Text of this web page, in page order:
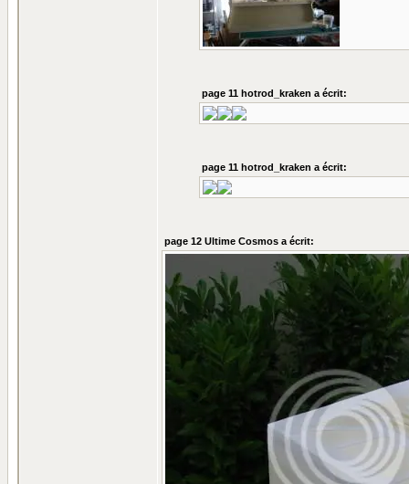
page 11 hotrod_kraken a écrit:
page 11 hotrod_kraken a écrit:
page 12 Ultime Cosmos a écrit: